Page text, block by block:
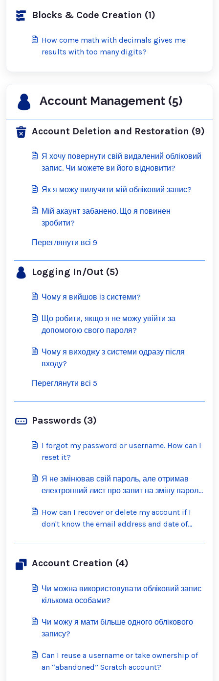
Blocks & Code Creation (1)
How come math with decimals gives me
results with too many digits?
Account Management (5)
Account Deletion and Restoration (9)
Я хочу повернути свій видалений обліковий
запис. Чи можете ви його відновити?
Як я можу вилучити мій обліковий запис?
Мій акаунт забанено. Що я повинен
зробити?
Переглянути всі 9
Logging In/Out (5)
Чому я вийшов із системи?
Що робити, якщо я не можу увійти за
допомогою свого пароля?
Чому я виходжу з системи одразу після
входу?
Переглянути всі 5
Passwords (3)
I forgot my password or username. How can I
reset it?
Я не змінював свій пароль, але отримав
електронний лист про запит на зміну пароля.
How can I recover or delete my account if I
don't know the email address and date of
Account Creation (4)
Чи можна використовувати обліковий запис
кількома особами?
Чи можу я мати більше одного облікового
запису?
Can I reuse a username or take ownership of
an “abandoned” Scratch account?